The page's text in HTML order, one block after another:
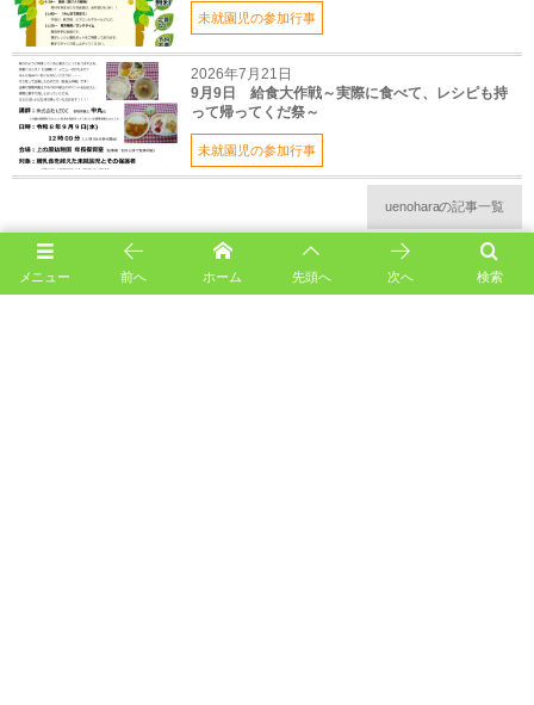
未就園児の参加行事
2026年7月21日
9月9日 給食大作戦～実際に食べて、レシピも持
って帰ってくだ祭～
未就園児の参加行事
uenoharaの記事一覧
メニュー 検索
前へ ホーム 先頭へ 次へ